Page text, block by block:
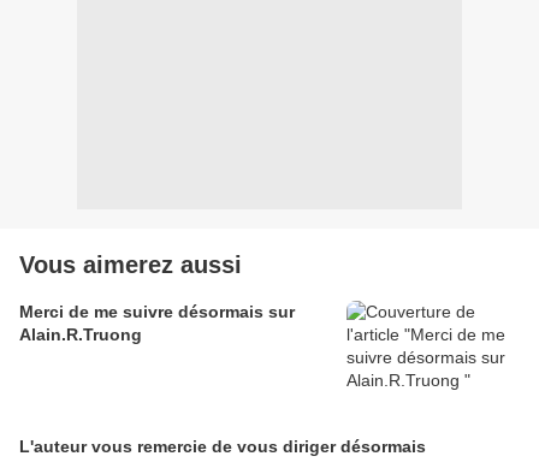
Vous aimerez aussi
Merci de me suivre désormais sur
Alain.R.Truong
L'auteur vous remercie de vous diriger désormais